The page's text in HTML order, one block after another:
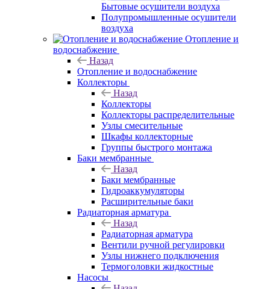
Бытовые осушители воздуха
Полупромышленные осушители
воздуха
Отопление и
водоснабжение
Назад
Отопление и водоснабжение
Коллекторы
Назад
Коллекторы
Коллекторы распределительные
Узлы смесительные
Шкафы коллекторные
Группы быстрого монтажа
Баки мембранные
Назад
Баки мембранные
Гидроаккумуляторы
Расширительные баки
Радиаторная арматура
Назад
Радиаторная арматура
Вентили ручной регулировки
Узлы нижнего подключения
Термоголовки жидкостные
Насосы